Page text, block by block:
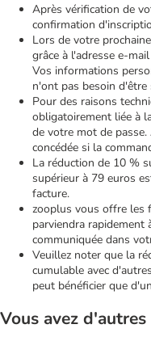
Après vérification de
confirmation
Lors de votre
grâce à l'adresse e-
Vos informations
n'ont pas besoin d'être
Pour des raisons
obligatoirement liée à
de votre mot de
concédée si la
La réduction de 10 %
supérieur à 79 euros
facture.
zooplus vous offre les
parviendra rapidement
communiquée dans
Veuillez noter que la
cumulable avec
peut bénéficier que
Vous avez